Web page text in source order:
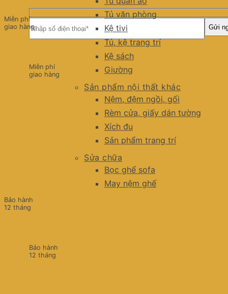
Tủ văn phòng
Kệ tivi
Tủ, kệ trang trí
Kệ sách
Giường
Sản phẩm nội thất khác
Nệm, đệm ngồi, gối
Rèm cửa, giấy dán tường
Xích đu
Sản phẩm trang trí
Sửa chữa
Bọc ghế sofa
May nệm ghế
Miễn phí
giao hàng
Bảo hành
12 tháng
Miễn phí
giao hàng
Bảo hành
12 tháng